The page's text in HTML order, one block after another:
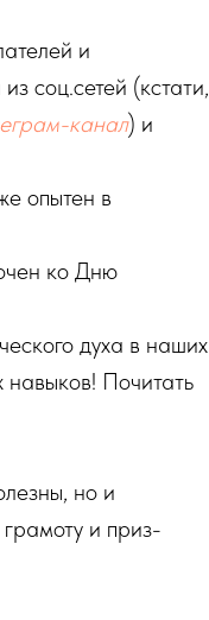
и
соц.сетей (кстати,
канал) и
опытен в
ко Дню
духа в наших
навыков! Почитать
но и
и приз-